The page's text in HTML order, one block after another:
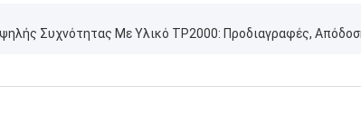
Συχνότητας Με Υλικό TP2000: Προδιαγραφές,